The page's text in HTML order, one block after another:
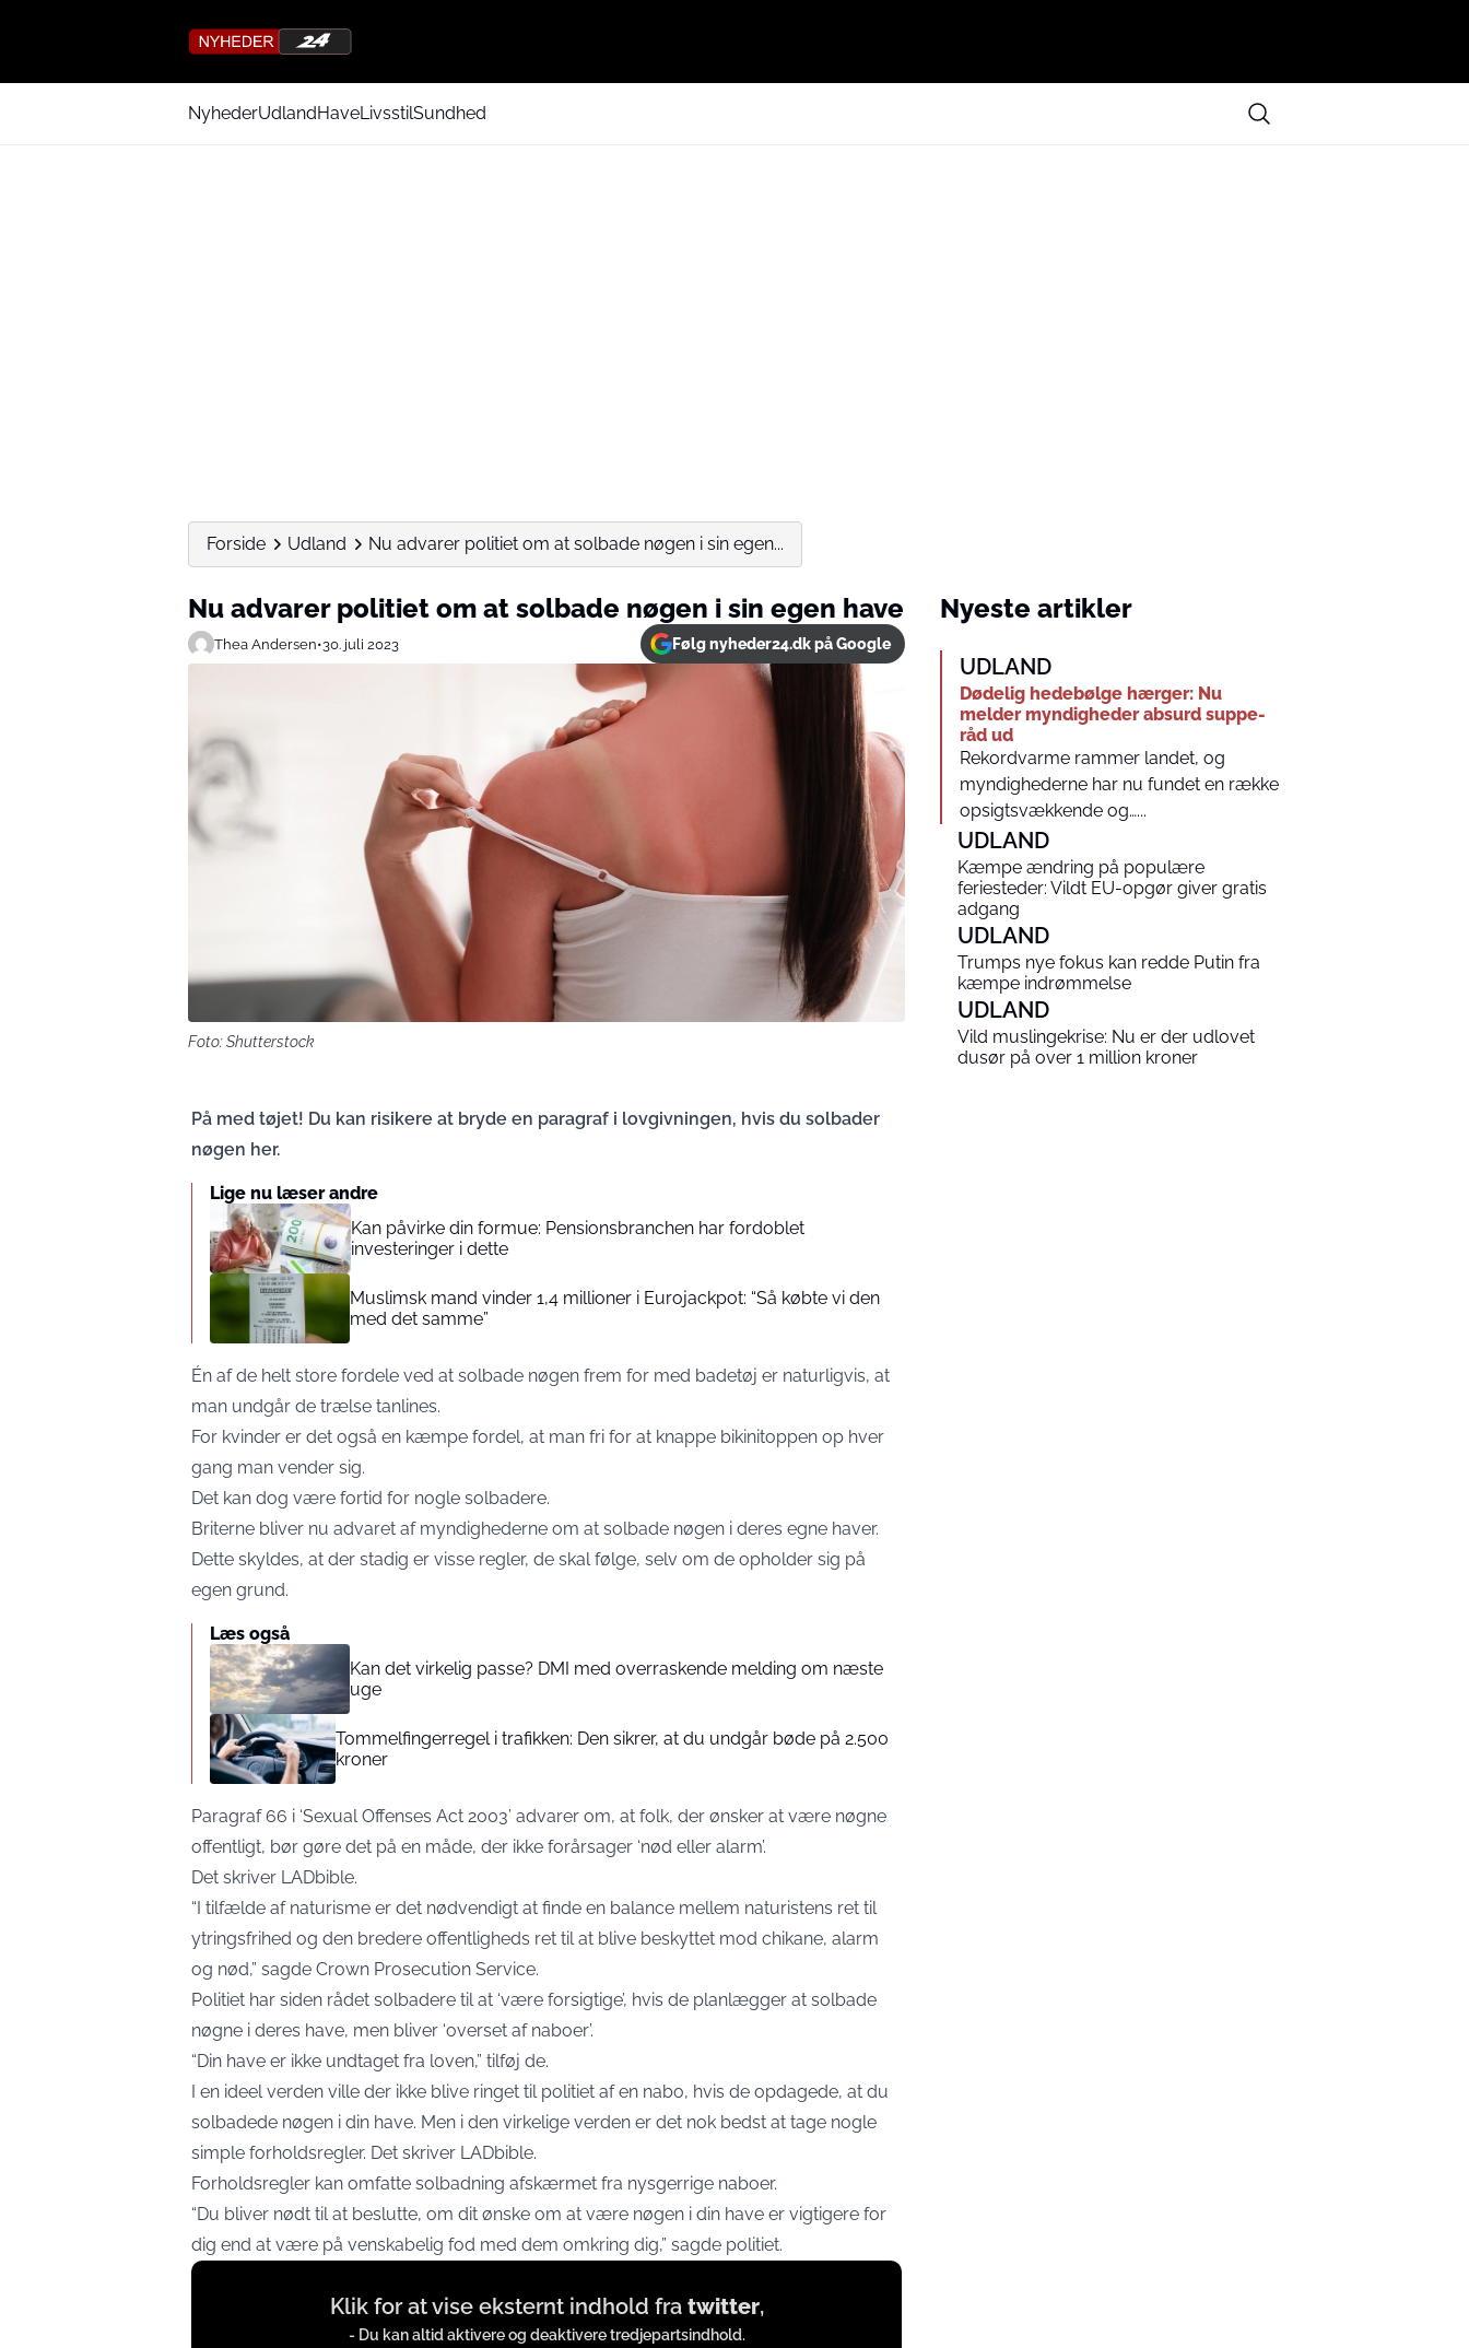
NyhederUdlandHaveLivsstilSundhed
Forside Udland Nu advarer politiet om at solbade nøgen i sin egen...
Nu advarer politiet om at solbade nøgen i sin egen have
Thea Andersen•30. juli 2023 Følg nyheder24.dk på Google
Foto: Shutterstock
På med tøjet! Du kan risikere at bryde en paragraf i lovgivningen, hvis du solbader
nøgen her.
Lige nu læser andre
Kan påvirke din formue: Pensionsbranchen har fordoblet
investeringer i dette
Muslimsk mand vinder 1,4 millioner i Eurojackpot: “Så købte vi den
med det samme”
Én af de helt store fordele ved at solbade nøgen frem for med badetøj er naturligvis, at
man undgår de trælse tanlines.
For kvinder er det også en kæmpe fordel, at man fri for at knappe bikinitoppen op hver
gang man vender sig.
Det kan dog være fortid for nogle solbadere.
Briterne bliver nu advaret af myndighederne om at solbade nøgen i deres egne haver.
Dette skyldes, at der stadig er visse regler, de skal følge, selv om de opholder sig på
egen grund.
Læs også
Kan det virkelig passe? DMI med overraskende melding om næste
uge
Tommelfingerregel i trafikken: Den sikrer, at du undgår bøde på 2.500
kroner
Paragraf 66 i ‘Sexual Offenses Act 2003’ advarer om, at folk, der ønsker at være nøgne
offentligt, bør gøre det på en måde, der ikke forårsager ‘nød eller alarm’.
Det skriver LADbible.
“I tilfælde af naturisme er det nødvendigt at finde en balance mellem naturistens ret til
ytringsfrihed og den bredere offentligheds ret til at blive beskyttet mod chikane, alarm
og nød,” sagde Crown Prosecution Service.
Politiet har siden rådet solbadere til at ‘være forsigtige’, hvis de planlægger at solbade
nøgne i deres have, men bliver ‘overset af naboer’.
“Din have er ikke undtaget fra loven,” tilføj de.
I en ideel verden ville der ikke blive ringet til politiet af en nabo, hvis de opdagede, at du
solbadede nøgen i din have. Men i den virkelige verden er det nok bedst at tage nogle
simple forholdsregler. Det skriver LADbible.
Forholdsregler kan omfatte solbadning afskærmet fra nysgerrige naboer.
“Du bliver nødt til at beslutte, om dit ønske om at være nøgen i din have er vigtigere for
dig end at være på venskabelig fod med dem omkring dig,” sagde politiet.
Display
Klik for at vise eksternt indhold fra twitter,
- Du kan altid aktivere og deaktivere tredjepartsindhold.
Nyeste artikler
UDLAND
Dødelig hedebølge hærger: Nu
melder myndigheder absurd suppe-
råd ud
Rekordvarme rammer landet, og
myndighederne har nu fundet en række
opsigtsvækkende og…...
UDLAND
Kæmpe ændring på populære
feriesteder: Vildt EU-opgør giver gratis
adgang
UDLAND
Trumps nye fokus kan redde Putin fra
kæmpe indrømmelse
UDLAND
Vild muslingekrise: Nu er der udlovet
dusør på over 1 million kroner